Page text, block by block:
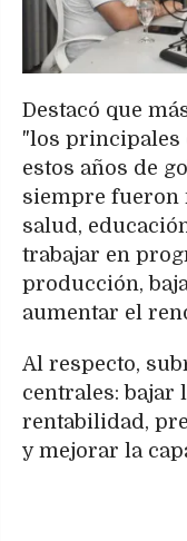
Destacó que
"los principales
estos años de
siempre fueron
salud,
trabajar en
producción,
aumentar el
Al respecto,
centrales: bajar
rentabilidad,
y mejorar la